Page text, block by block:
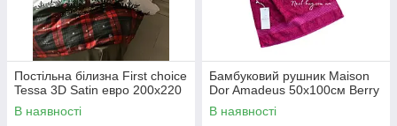
Постільна білизна First choice
Tessa 3D Satin евро 200х220
В наявності
Бамбуковий рушник Maison
Dor Amadeus 50х100см Berry
В наявності